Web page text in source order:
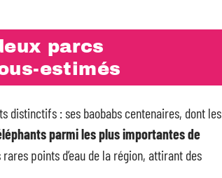
parcs
estimés
distinctifs : ses baobabs centenaires, dont les
parmi les plus importantes de
points d’eau de la région, attirant des